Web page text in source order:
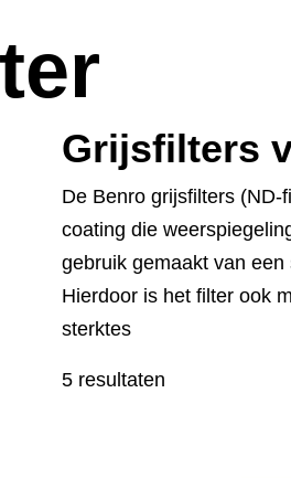
Grijsfilters
De Benro grijsfilters
coating die
gebruik gemaakt van
Hierdoor is het filter ook
sterktes
5 resultaten